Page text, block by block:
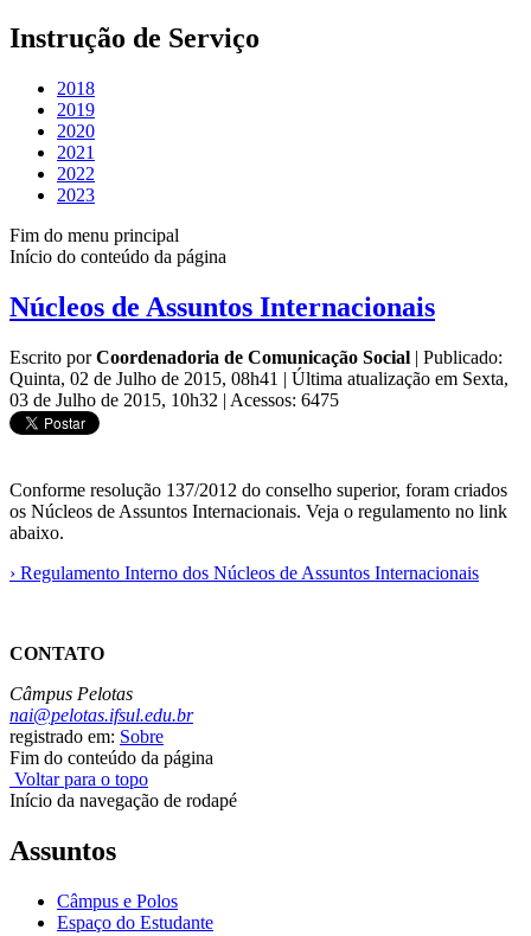
Instrução de Serviço
2018
2019
2020
2021
2022
2023
Fim do menu principal
Início do conteúdo da página
Núcleos de Assuntos Internacionais
Escrito porCoordenadoria de Comunicação Social | Publicado:
Quinta, 02 de Julho de 2015, 08h41 | Última atualização em Sexta,
03 de Julho de 2015, 10h32 | Acessos: 6475
Conforme resolução 137/2012 do conselho superior, foram criados
os Núcleos de Assuntos Internacionais. Veja o regulamento no link
abaixo.
› Regulamento Interno dos Núcleos de Assuntos Internacionais
CONTATO
Câmpus Pelotas
nai@pelotas.ifsul.edu.br
registrado em: Sobre
Fim do conteúdo da página
Voltar para o topo
Início da navegação de rodapé
Assuntos
Câmpus e Polos
Espaço do Estudante